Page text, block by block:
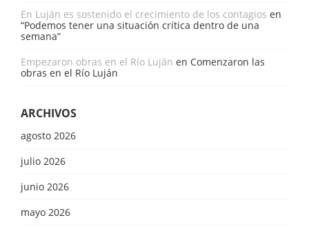
En Luján es sostenido el crecimiento de los contagios en
“Podemos tener una situación crítica dentro de una
semana”
Empezaron obras en el Río Luján en Comenzaron las
obras en el Río Luján
ARCHIVOS
agosto 2026
julio 2026
junio 2026
mayo 2026